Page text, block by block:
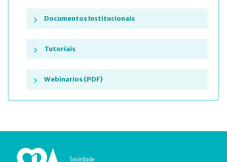
Documentos Institucionais
Tutoriais
Webinarios (PDF)